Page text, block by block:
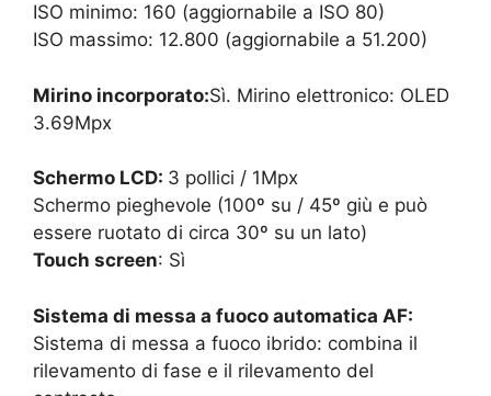
ISO minimo: 160 (aggiornabile a ISO 80)
ISO massimo: 12.800 (aggiornabile a 51.200)
Mirino incorporato:Sì. Mirino elettronico: OLED
3.69Mpx
Schermo LCD: 3 pollici / 1Mpx
Schermo pieghevole (100º su / 45º giù e può
essere ruotato di circa 30º su un lato)
Touch screen: Sì
Sistema di messa a fuoco automatica AF:
Sistema di messa a fuoco ibrido: combina il
rilevamento di fase e il rilevamento del